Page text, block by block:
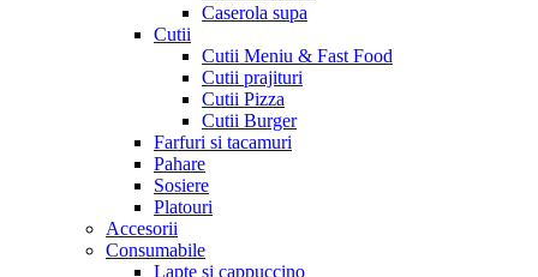
Caserola supa
Cutii
Cutii Meniu & Fast Food
Cutii prajituri
Cutii Pizza
Cutii Burger
Farfuri si tacamuri
Pahare
Sosiere
Platouri
Accesorii
Consumabile
Lapte si cappuccino